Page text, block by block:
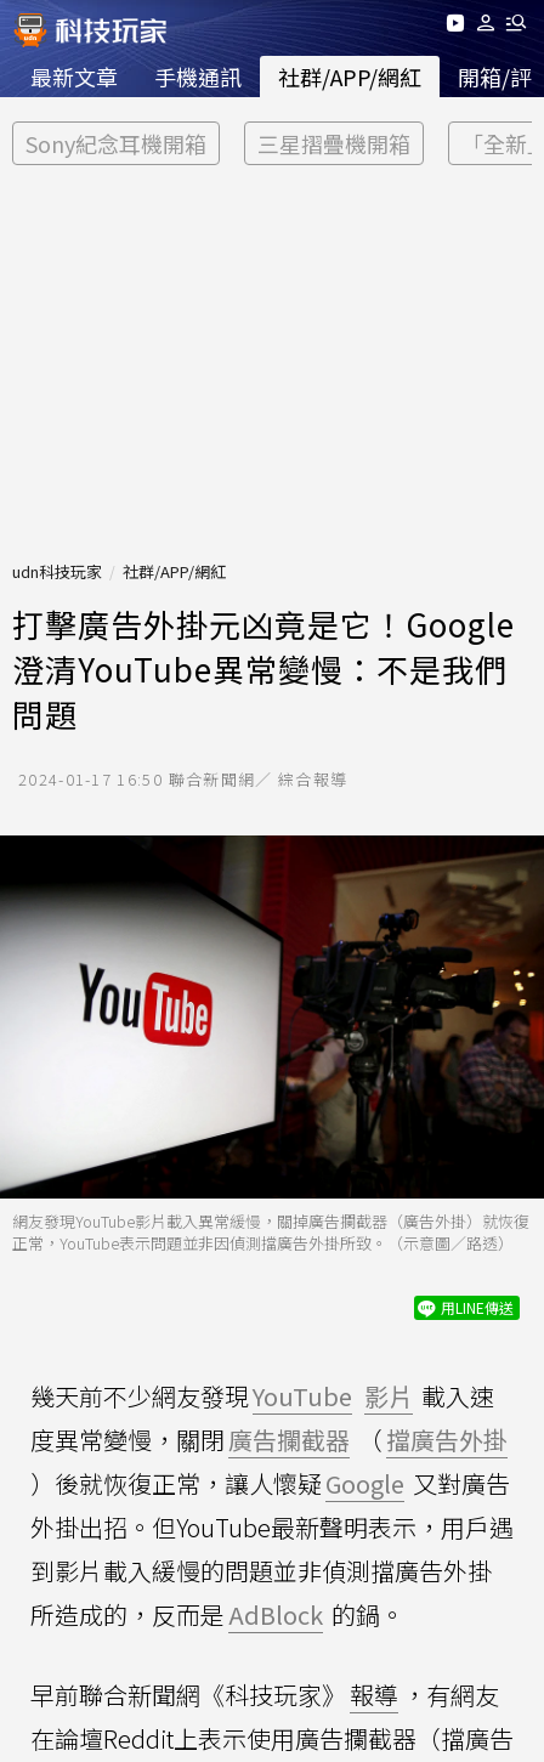
最新文章 手機通訊 社群/APP/網紅 開箱/評
Sony紀念耳機開箱 三星摺疊機開箱 「全新
udn科技玩家 社群/APP/網紅
打擊廣告外掛元凶竟是它！Google
澄清YouTube異常變慢：不是我們
問題
2024-01-17 16:50 聯合新聞網／ 綜合報導
網友發現YouTube影片載入異常緩慢，關掉廣告攔截器（廣告外掛）就恢復
正常，YouTube表示問題並非因偵測擋廣告外掛所致。（示意圖／路透）
用LINE傳送
幾天前不少網友發現YouTube 影片 載入速
度異常變慢，關閉廣告攔截器 （擋廣告外掛
）後就恢復正常，讓人懷疑Google 又對廣告
外掛出招。但YouTube最新聲明表示，用戶遇
到影片載入緩慢的問題並非偵測擋廣告外掛
所造成的，反而是AdBlock 的鍋。
早前聯合新聞網《科技玩家》 報導 ，有網友
在論壇Reddit上表示使用廣告攔截器（擋廣告